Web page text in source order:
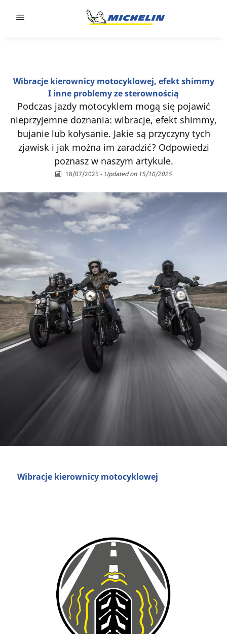
Wibracje kierownicy motocyklowej, efekt shimmy
I inne problemy ze sterownością
Podczas jazdy motocyklem mogą się pojawić
nieprzyjemne doznania: wibracje, efekt shimmy,
bujanie lub kołysanie. Jakie są przyczyny tych
zjawisk i jak można im zaradzić? Odpowiedzi
poznasz w naszym artykule.
18/07/2025 - Updated on 15/10/2025
Wibracje kierownicy motocyklowej